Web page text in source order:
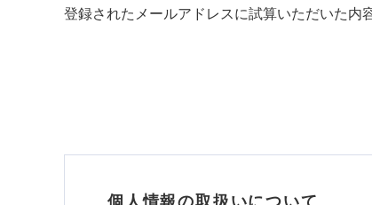
登録されたメールアドレスに試算いただいた内
個人情報の取扱いについて